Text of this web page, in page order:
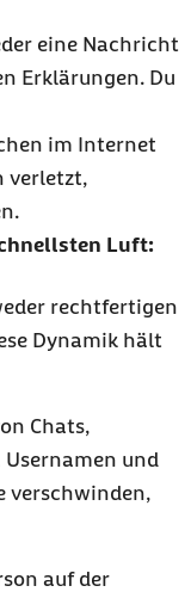
von
Antworten
eine Nachricht
Erklärungen. Du
im Internet
verletzt,
Luft:
rechtfertigen
Dynamik hält
Chats,
und
verschwinden,
auf der